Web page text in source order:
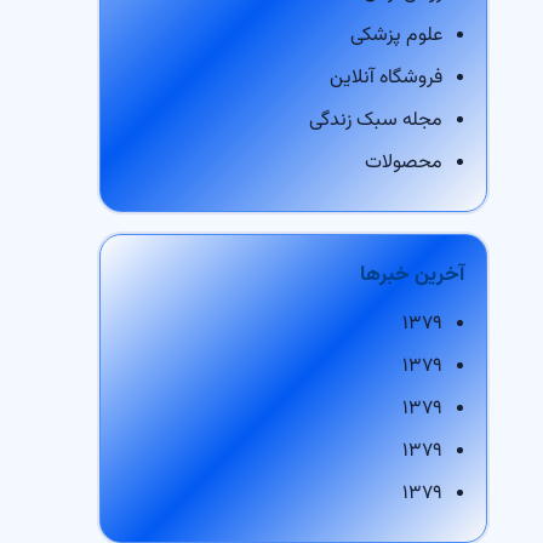
علوم پزشکی
فروشگاه آنلاین
مجله سبک زندگی
محصولات
آخرین خبرها
۱۳۷۹
۱۳۷۹
۱۳۷۹
۱۳۷۹
۱۳۷۹